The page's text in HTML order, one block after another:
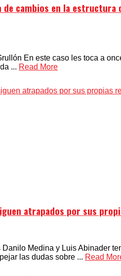
de cambios en la
En este caso les toca a
... Read More
atrapados por sus
Danilo Medina y Luis Abinader
las dudas sobre ... Read